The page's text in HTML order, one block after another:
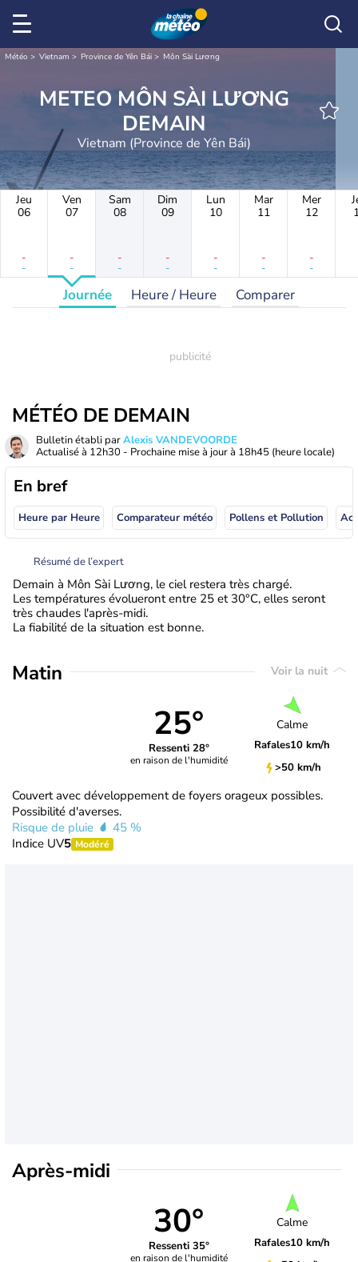
Météo Vietnam Province de Yên Bái Môn Sài Lương
METEO MÔN SÀI LƯƠNG
DEMAIN
Vietnam (Province de Yên Bái)
Jeu
06
-
-
Ven
07
-
-
Sam
08
-
-
Dim
09
-
-
Lun
10
-
-
Mar
11
-
-
Mer
12
-
-
Journée Heure / Heure Comparer
MÉTÉO DE DEMAIN
Bulletin établi parAlexis VANDEVOORDE
Actualisé à 12h30 - Prochaine mise à jour à 18h45 (heure locale)
En bref
Heure par Heure Comparateur météo Pollens et Pollution
Résumé de l’expert
Demain à Môn Sài Lương, le ciel restera très chargé.
Les températures évolueront entre 25 et 30°C, elles seront
très chaudes l'après-midi.
La fiabilité de la situation est bonne.
Matin Voir la nuit
25°
Ressenti 28°
en raison de l'humidité
Calme
Rafales10 km/h
>50 km/h
Couvert avec développement de foyers orageux possibles.
Possibilité d'averses.
Risque de pluie
45 %
Indice UV5 Modéré
Après-midi
30°
Ressenti 35°
en raison de l'humidité
Calme
Rafales10 km/h